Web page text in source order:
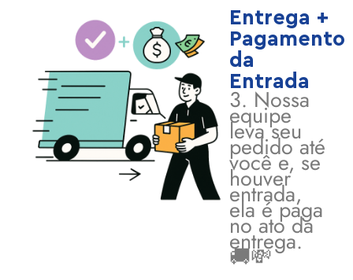
Entrega +
Pagamento
da
Entrada
3. Nossa
equipe
leva seu
pedido até
você e, se
houver
entrada,
ela é paga
no ato da
entrega.
🚚💸